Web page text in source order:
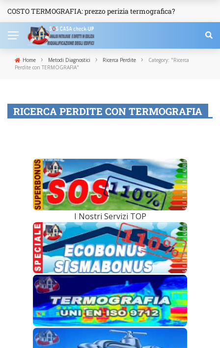
NEWS
COSTO TERMOGRAFIA: prezzo perizia termografica?
Home › Metodi Diagnostici › Ricerca Perdite ›
Category: "Ricerca
Perdite con TERMOGRAFIA"
RICERCA PERDITE CON TERMOGRAFIA
I Nostri Servizi TOP